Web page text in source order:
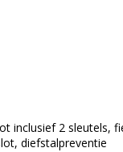
inclusief 2
diefstalpreventie